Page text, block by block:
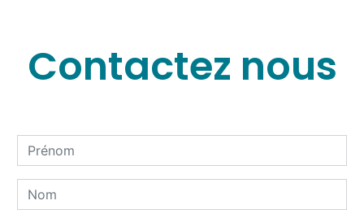
Contactez nous